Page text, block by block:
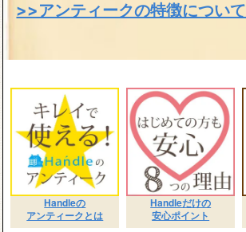
>>アンティークの特徴について
Handleの
アンティークとは
Handleだけの
安心ポイント